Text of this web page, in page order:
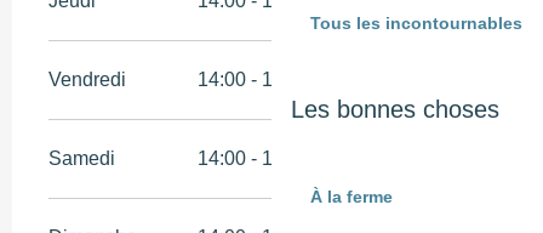
Tous les incontournables
Les bonnes choses
À la ferme
Vendredi 14:00 - 18:00
Samedi 14:00 - 18:00